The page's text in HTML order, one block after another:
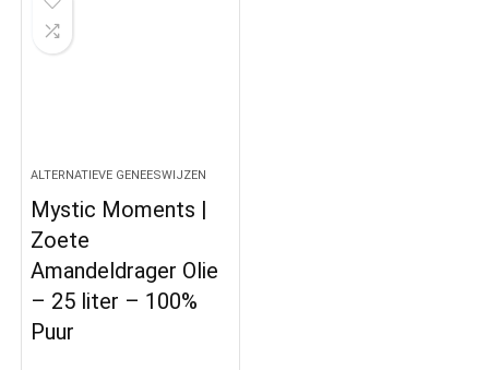
ALTERNATIEVE GENEESWIJZEN
Mystic Moments |
Zoete
Amandeldrager Olie
– 25 liter – 100%
Puur